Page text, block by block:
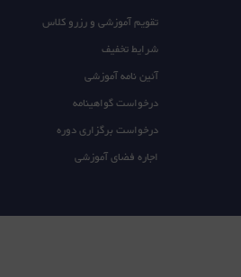
تقویم آموزشی و رزرو کلاس
شرایط تخفیف
آئین نامه آموزشی
درخواست گواهینامه
درخواست برگزاری دوره
اجاره فضای آموزشی